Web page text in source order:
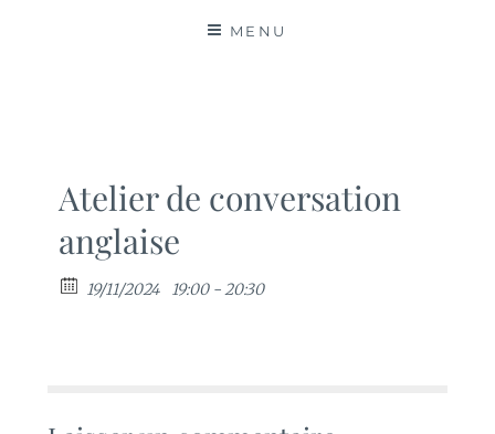
MENU
Atelier de conversation
anglaise
19/11/2024 19:00 - 20:30